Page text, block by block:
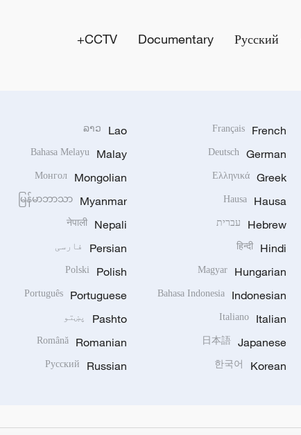
Русский
Documentary
CCTV+
French
Français
German
Deutsch
Greek
Ελληνικά
Hausa
Hausa
Hebrew עברית
Hindi
हिन्दी
Hungarian
Magyar
Indonesian
Bahasa Indonesia
Italian
Italiano
Japanese
日本語
Korean
한국어
Lao
ລາວ
Malay
Bahasa Melayu
Mongolian
Монгол
Myanmar
မြန်မာဘာသာ
Nepali
नेपाली
Persian فارسی
Polish
Polski
Portuguese
Português
Pashto پښتو
Romanian
Română
Russian
Русский